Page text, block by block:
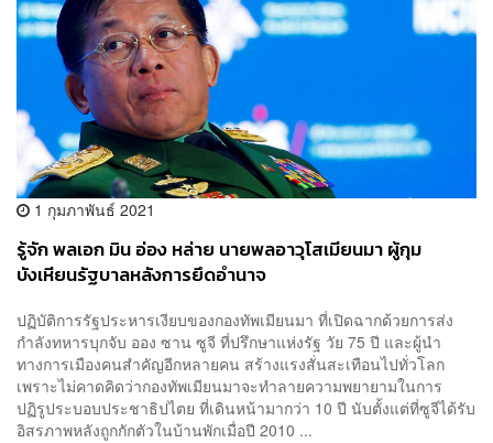
1 กุมภาพันธ์ 2021
รู้จัก พลเอก มิน อ่อง หล่าย นายพลอาวุโสเมียนมา ผู้กุม
บังเหียนรัฐบาลหลังการยึดอำนาจ
ปฏิบัติการรัฐประหารเงียบของกองทัพเมียนมา ที่เปิดฉากด้วยการส่ง
กำลังทหารบุกจับ ออง ซาน ซูจี ที่ปรึกษาแห่งรัฐ วัย 75 ปี และผู้นำ
ทางการเมืองคนสำคัญอีกหลายคน สร้างแรงสั่นสะเทือนไปทั่วโลก
เพราะไม่คาดคิดว่ากองทัพเมียนมาจะทำลายความพยายามในการ
ปฏิรูประบอบประชาธิปไตย ที่เดินหน้ามากว่า 10 ปี นับตั้งแต่ที่ซูจีได้รับ
อิสรภาพหลังถูกกักตัวในบ้านพักเมื่อปี 2010 ...